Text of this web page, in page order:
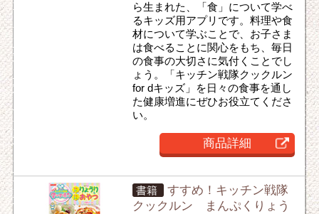
ら生まれた、「食」について学べ
るキッズ用アプリです。料理や食
材について学ぶことで、お子さま
は食べることに関心をもち、毎日
の食事の大切さに気付くことでし
ょう。「キッチン戦隊クックルン
for dキッズ」を日々の食事を通し
た健康増進にぜひお役立てくださ
い。
商品詳細
書籍
すすめ！キッチン戦隊
クックルン まんぷくりょう